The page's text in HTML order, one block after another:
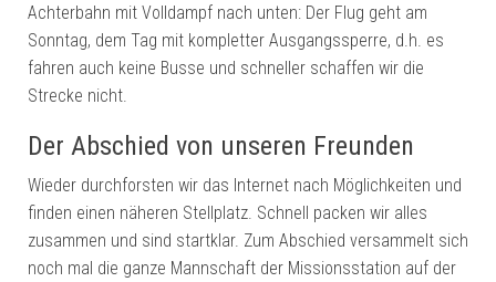
Achterbahn mit Volldampf nach unten: Der Flug geht am
Sonntag, dem Tag mit kompletter Ausgangssperre, d.h. es
fahren auch keine Busse und schneller schaffen wir die
Strecke nicht.
Der Abschied von unseren Freunden
Wieder durchforsten wir das Internet nach Möglichkeiten und
finden einen näheren Stellplatz. Schnell packen wir alles
zusammen und sind startklar. Zum Abschied versammelt sich
noch mal die ganze Mannschaft der Missionsstation auf der